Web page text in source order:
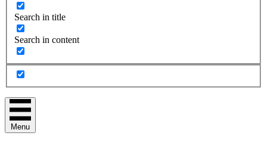
Search in title
Search in content
Menu